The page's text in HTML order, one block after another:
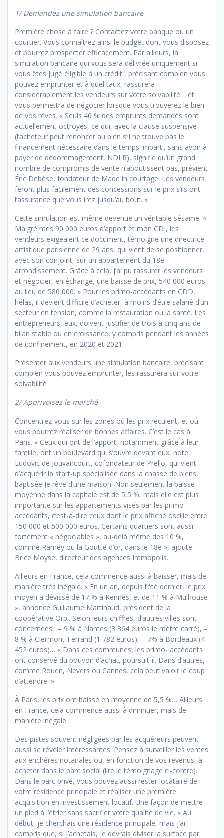
1/ Demandez une simulation bancaire
Première chose à faire ? Contactez votre banque ou un
courtier. Vous connaîtrez ainsi le budget dont vous disposez
et pourrez prospecter efficacement. Par ailleurs, la
simulation bancaire qui vous sera délivrée uniquement si
vous êtes jugé éligible à un crédit , précisant combien vous
pouvez emprunter et à quel taux, rassurera
considérablement les vendeurs sur votre solvabilité… et
vous permettra de négocier lorsque vous trouverez le bien
de vos rêves. « Seuls 40 % des emprunts demandés sont
actuellement octroyés, ce qui, avec la clause suspensive
(l’acheteur peut renoncer au bien s’il ne trouve pas le
financement nécessaire dans le temps imparti, sans avoir à
payer de dédommagement, NDLR), signifie qu’un grand
nombre de compromis de vente n’aboutissent pas, prévient
Éric Debèse, fondateur de Made in courtage. Les vendeurs
feront plus facilement des concessions sur le prix s’ils ont
l’assurance que vous irez jusqu’au bout. »
Cette simulation est même devenue un véritable sésame. «
Malgré mes 90 000 euros d’apport et mon CDI, les
vendeurs exigeaient ce document, témoigne une directrice
artistique parisienne de 29 ans, qui vient de se positionner,
avec son conjoint, sur un appartement du 18e
arrondissement. Grâce à cela, j’ai pu rassurer les vendeurs
et négocier, en échange, une baisse de prix, 540 000 euros
au lieu de 580 000. » Pour les primo-accédants en CDD,
hélas, il devient difficile d’acheter, à moins d’être salarié d’un
secteur en tension, comme la restauration ou la santé. Les
entrepreneurs, eux, doivent justifier de trois à cinq ans de
bilan stable ou en croissance, y compris pendant les années
de confinement, en 2020 et 2021.
Présenter aux vendeurs une simulation bancaire, précisant
combien vous pouvez emprunter, les rassurera sur votre
solvabilité
2/ Apprivoisez le marché
Concentrez-vous sur les zones où les prix reculent, et où
vous pourrez réaliser de bonnes affaires. C’est le cas à
Paris. « Ceux qui ont de l’apport, notamment grâce à leur
famille, ont un boulevard qui s’ouvre devant eux, note
Ludovic de Jouvancourt, cofondateur de Prello, qui vient
d’acquérir la start-up spécialisée dans la chasse de biens,
baptisée Je rêve d’une maison. Non seulement la baisse
moyenne dans la capitale est de 5,5 %, mais elle est plus
importante sur les appartements visés par les primo-
accédants, c’est-à-dire ceux dont le prix affiché oscille entre
150 000 et 500 000 euros. Certains quartiers sont aussi
fortement « négociables », au-delà même des 10 %,
comme Ramey ou la Goutte d’or, dans le 18e », ajoute
Brice Moyse, directeur des agences Immopolis.
Ailleurs en France, cela commence aussi à baisser, mais de
manière très inégale. « En un an, depuis l’été dernier, le prix
moyen a dévissé de 17 % à Rennes, et de 11 % à Mulhouse
», annonce Guillaume Martinaud, président de la
coopérative Orpi. Selon leurs chiffres, d’autres villes sont
concernées : – 9 % à Nantes (3 364 euros le mètre carré), –
8 % à Clermont-Ferrand (1 782 euros), – 7% à Bordeaux (4
452 euros)… « Dans ces communes, les primo- accédants
ont conservé du pouvoir d’achat, poursuit-il. Dans d’autres,
comme Rouen, Nevers ou Cannes, cela peut valoir le coup
d’attendre. »
À Paris, les prix ont baissé en moyenne de 5,5 %… Ailleurs
en France, cela commence aussi à diminuer, mais de
manière inégale
Des pistes souvent négligées par les acquéreurs peuvent
aussi se révéler intéressantes. Pensez à surveiller les ventes
aux enchères notariales ou, en fonction de vos revenus, à
acheter dans le parc social (lire le témoignage ci-contre).
Dans le parc privé, vous pouvez aussi rester locataire de
votre résidence principale et réaliser une première
acquisition en investissement locatif. Une façon de mettre
un pied à l’étrier sans sacrifier votre qualité de vie. « Au
début, je cherchais une résidence principale, mais j’ai
compris que, si j’achetais, je devrais diviser la surface par